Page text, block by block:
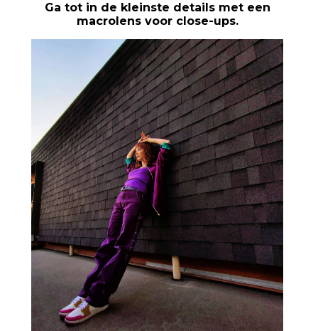
Ga tot in de kleinste details met een
macrolens voor close-ups.